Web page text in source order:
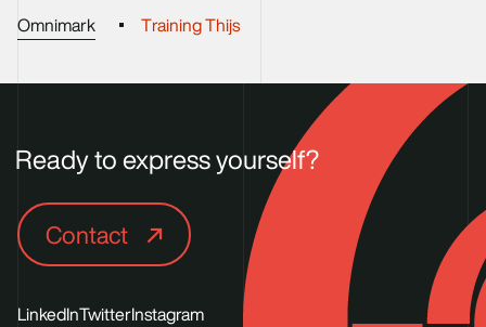
Omnimark Training Thijs
Ready to express yourself?
Contact
LinkedInTwitterInstagram